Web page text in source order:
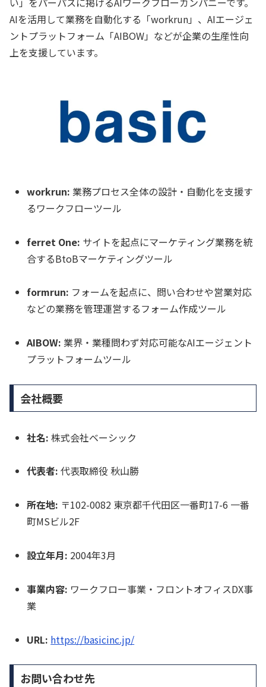
AIを活用して業務を自動化する「workrun」、AIエージェ
ントプラットフォーム「AIBOW」などが企業の生産性向
上を支援しています。
workrun: 業務プロセス全体の設計・自動化を支援す
るワークフローツール
ferret One: サイトを起点にマーケティング業務を統
合するBtoBマーケティングツール
formrun: フォームを起点に、問い合わせや営業対応
などの業務を管理運営するフォーム作成ツール
AIBOW: 業界・業種問わず対応可能なAIエージェント
プラットフォームツール
会社概要
社名: 株式会社ベーシック
代表者: 代表取締役 秋山勝
所在地: 〒102-0082 東京都千代田区一番町17-6 一番
町MSビル2F
設立年月: 2004年3月
事業内容: ワークフロー事業・フロントオフィスDX事
業
URL: https://basicinc.jp/
お問い合わせ先